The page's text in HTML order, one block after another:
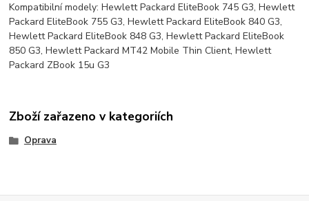
Kompatibilní modely: Hewlett Packard EliteBook 745 G3, Hewlett
Packard EliteBook 755 G3, Hewlett Packard EliteBook 840 G3,
Hewlett Packard EliteBook 848 G3, Hewlett Packard EliteBook
850 G3, Hewlett Packard MT42 Mobile Thin Client, Hewlett
Packard ZBook 15u G3
Zboží zařazeno v kategoriích
Oprava